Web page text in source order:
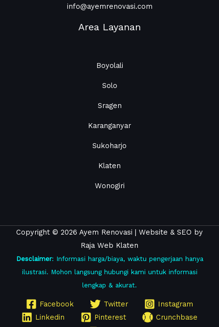
info@ayemrenovasi.com
Area Layanan
Boyolali
Solo
Sragen
Karanganyar
Sukoharjo
Klaten
Wonogiri
Copyright © 2026 Ayem Renovasi | Website & SEO by
Raja Web Klaten
Desclaimer: Informasi harga/biaya, waktu pengerjaan hanya
ilustrasi. Mohon langsung hubungi kami untuk informasi
lengkap & akurat.
Facebook Twitter
Instagram
Linkedin
Pinterest
Crunchbase